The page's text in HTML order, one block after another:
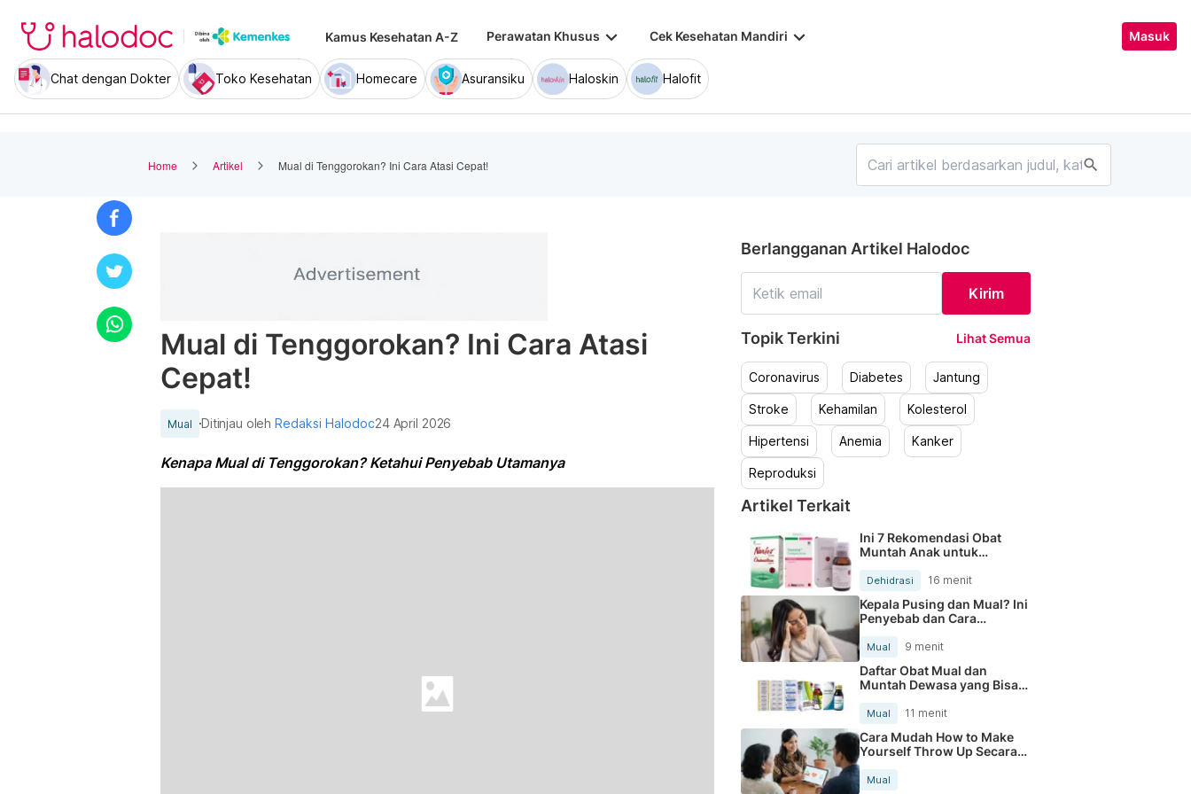
Kamus Kesehatan A-Z Perawatan Khusus keyboard_arrow_down Cek Kesehatan Mandiri keyboard_arrow_down Masuk
Chat dengan Dokter Toko Kesehatan Homecare Asuransiku Haloskin Halofit
Home Artikel Mual di Tenggorokan? Ini Cara Atasi Cepat! search
Mual di Tenggorokan? Ini Cara Atasi
Cepat!
Mual Ditinjau olehRedaksi Halodoc24 April 2026
Kenapa Mual di Tenggorokan? Ketahui Penyebab Utamanya
Berlangganan Artikel Halodoc
Kirim
Topik Terkini Lihat Semua
Coronavirus Diabetes Jantung
Stroke Kehamilan Kolesterol
Hipertensi Anemia Kanker
Reproduksi
Artikel Terkait
Ini 7 Rekomendasi Obat
Muntah Anak untuk
Dehidrasi
Dehidrasi 16 menit
Kepala Pusing dan Mual? Ini
Penyebab dan Cara
Mual 9 menit
Daftar Obat Mual dan
Muntah Dewasa yang Bisa
Mual 11 menit
Cara Mudah How to Make
Yourself Throw Up Secara
Aman
Mual